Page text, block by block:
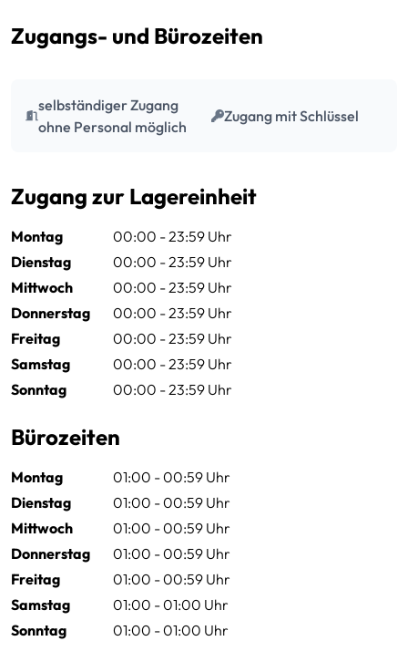
Zugangs- und Bürozeiten
selbständiger Zugang
ohne Personal möglich
Zugang mit Schlüssel
Zugang zur Lagereinheit
Montag
00:00 - 23:59 Uhr
Dienstag
00:00 - 23:59 Uhr
Mittwoch
00:00 - 23:59 Uhr
Donnerstag
00:00 - 23:59 Uhr
Freitag
00:00 - 23:59 Uhr
Samstag
00:00 - 23:59 Uhr
Sonntag
00:00 - 23:59 Uhr
Bürozeiten
Montag
01:00 - 00:59 Uhr
Dienstag
01:00 - 00:59 Uhr
Mittwoch
01:00 - 00:59 Uhr
Donnerstag
01:00 - 00:59 Uhr
Freitag
01:00 - 00:59 Uhr
Samstag
01:00 - 01:00 Uhr
Sonntag
01:00 - 01:00 Uhr